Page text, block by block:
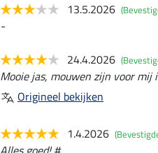
13.5.2026
-
24.4.2026
Mooie jas, mouwen zijn voor
Origineel bekijken
1.4.2026